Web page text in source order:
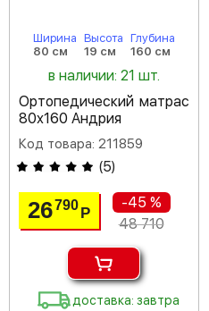
Ширина
80 см
Высота
19 см
Глубина
160 см
в наличии: 21 шт.
Ортопедический матрас
80х160 Андрия
Код товара: 211859
(5)
26790 Р
-45 %
48 710
доставка: завтра